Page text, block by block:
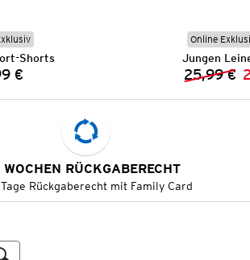
Shorts
€
Online
Jungen
25,99 €
RÜCKGABERECHT
Rückgaberecht mit Family Card